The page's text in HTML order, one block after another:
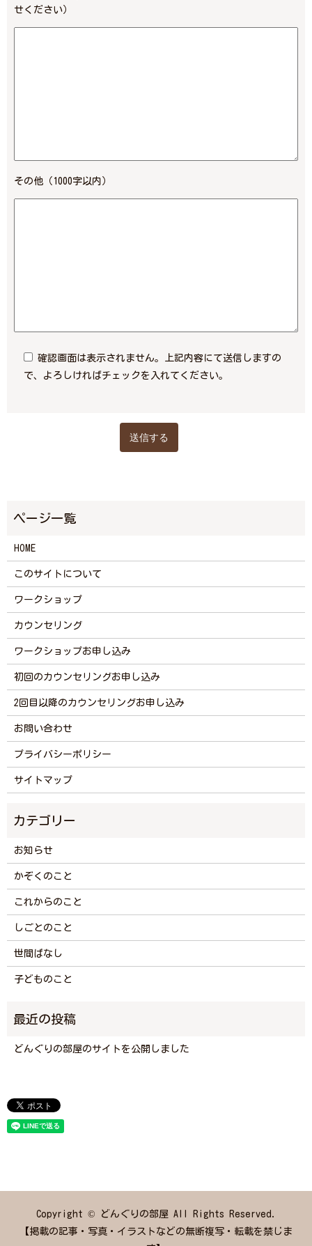
せください）
その他（1000字以内）
確認画面は表示されません。上記内容にて送信しますの
で、よろしければチェックを入れてください。
HOME
このサイトについて
ワークショップ
カウンセリング
ワークショップお申し込み
初回のカウンセリングお申し込み
2回目以降のカウンセリングお申し込み
お問い合わせ
プライバシーポリシー
サイトマップ
お知らせ
かぞくのこと
これからのこと
しごとのこと
世間ばなし
子どものこと
どんぐりの部屋のサイトを公開しました
Copyright © どんぐりの部屋 All Rights Reserved.
【掲載の記事・写真・イラストなどの無断複写・転載を禁じま